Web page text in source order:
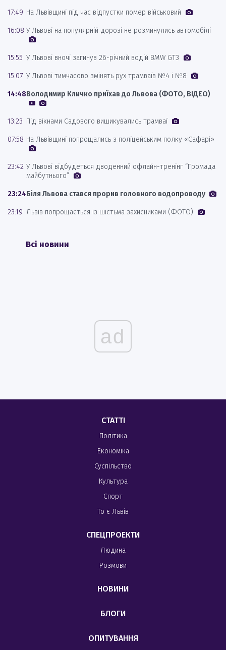
17:49 На Львівщині під час відпустки помер військовий
16:08 У Львові на популярній дорозі не розминулись автомобілі
15:55 У Львові вночі загинув 26-річний водій BMW GT3
15:07 У Львові тимчасово змінять рух трамваїв №4 і №8
14:48Володимир Кличко приїхав до Львова (ФОТО, ВІДЕО)
13:23 Під вікнами Садового вишикувались трамваї
07:58 На Львівщині попрощались з поліцейським полку «Сафарі»
23:42 У Львові відбудеться дводенний офлайн-тренінг “Громада
майбутнього”
23:24Біля Львова стався прорив головного водопроводу
23:19 Львів попрощається із шістьма захисниками (ФОТО)
Всі новини
ad
СТАТТІ
Політика
Економіка
Суспільство
Культура
Спорт
То є Львів
СПЕЦПРОЕКТИ
Людина
Розмови
НОВИНИ
БЛОГИ
ОПИТУВАННЯ